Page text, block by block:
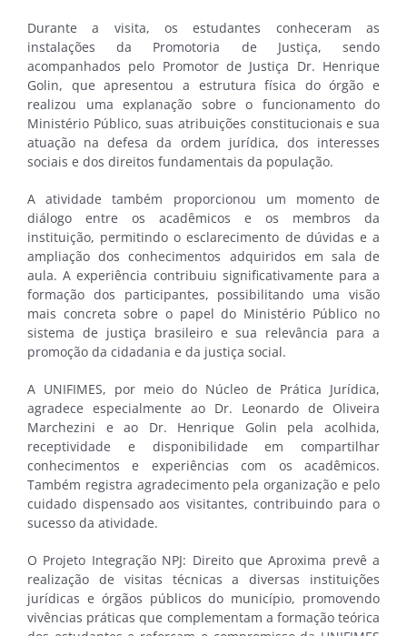
Durante a visita, os estudantes conheceram as
instalações da Promotoria de Justiça, sendo
acompanhados pelo Promotor de Justiça Dr. Henrique
Golin, que apresentou a estrutura física do órgão e
realizou uma explanação sobre o funcionamento do
Ministério Público, suas atribuições constitucionais e sua
atuação na defesa da ordem jurídica, dos interesses
sociais e dos direitos fundamentais da população.
A atividade também proporcionou um momento de
diálogo entre os acadêmicos e os membros da
instituição, permitindo o esclarecimento de dúvidas e a
ampliação dos conhecimentos adquiridos em sala de
aula. A experiência contribuiu significativamente para a
formação dos participantes, possibilitando uma visão
mais concreta sobre o papel do Ministério Público no
sistema de justiça brasileiro e sua relevância para a
promoção da cidadania e da justiça social.
A UNIFIMES, por meio do Núcleo de Prática Jurídica,
agradece especialmente ao Dr. Leonardo de Oliveira
Marchezini e ao Dr. Henrique Golin pela acolhida,
receptividade e disponibilidade em compartilhar
conhecimentos e experiências com os acadêmicos.
Também registra agradecimento pela organização e pelo
cuidado dispensado aos visitantes, contribuindo para o
sucesso da atividade.
O Projeto Integração NPJ: Direito que Aproxima prevê a
realização de visitas técnicas a diversas instituições
jurídicas e órgãos públicos do município, promovendo
vivências práticas que complementam a formação teórica